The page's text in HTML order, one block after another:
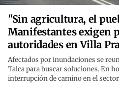
"Sin agricultura, el
Manifestantes exigen
autoridades en Villa
Afectados por inundaciones se
Talca para buscar soluciones. En
interrupción de camino en el